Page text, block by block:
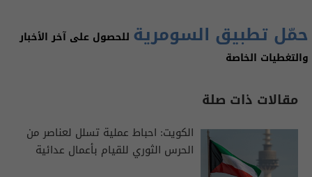
حمّل تطبيق السومرية للحصول على آخر الأخبار
والتغطيات الخاصة
مقالات ذات صلة
الكويت: احباط عملية تسلل لعناصر ‏من
الحرس الثوري للقيام بأعمال عدائية